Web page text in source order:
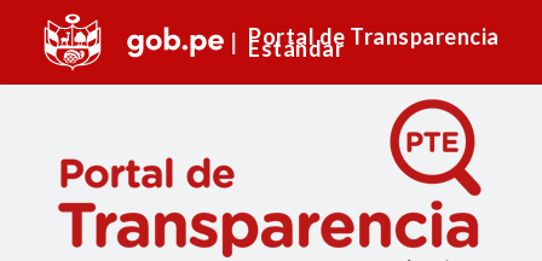
Portal de Transparencia
Estándar